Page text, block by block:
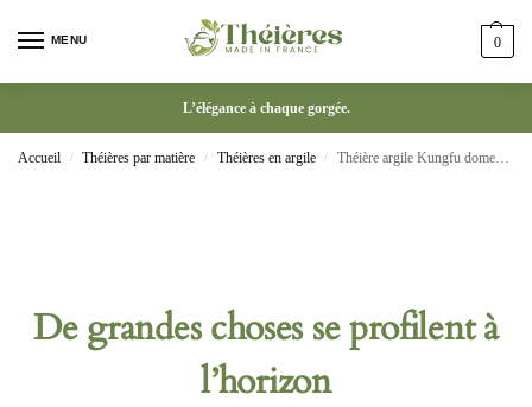
MENU 0
L’élégance à chaque gorgée.
Accueil / Théières par matière / Théières en argile / Théière argile Kungfu domestique céramique à pot unique
De grandes choses se profilent à
l’horizon